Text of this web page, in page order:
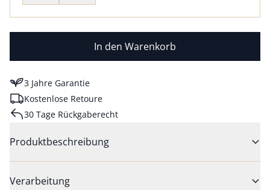
In den Warenkorb
3 Jahre Garantie
Kostenlose Retoure
30 Tage Rückgaberecht
Produktbeschreibung
Verarbeitung